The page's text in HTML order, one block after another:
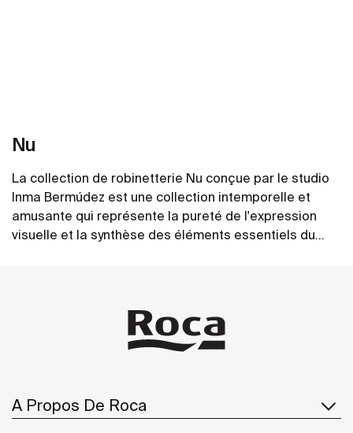
Nu
La collection de robinetterie Nu conçue par le studio
Inma Bermúdez est une collection intemporelle et
amusante qui représente la pureté de l'expression
visuelle et la synthèse des éléments essentiels du
A Propos De Roca